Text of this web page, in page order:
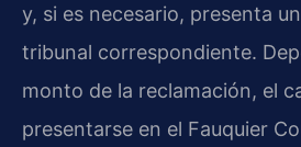
y, si es necesario, presenta
tribunal correspondiente.
monto de la reclamación, el
presentarse en el Fauquier